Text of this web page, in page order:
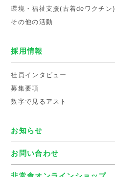
環境・福祉支援(古着deワクチン)
その他の活動
採用情報
社員インタビュー
募集要項
数字で見るアスト
お知らせ
お問い合わせ